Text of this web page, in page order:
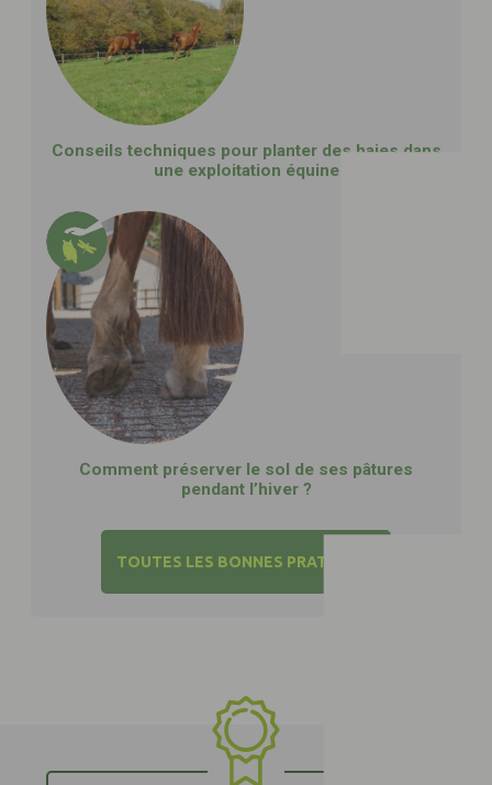
Conseils techniques pour planter des haies dans
une exploitation équine
Comment préserver le sol de ses pâtures
pendant l’hiver ?
TOUTES LES BONNES PRATIQUES